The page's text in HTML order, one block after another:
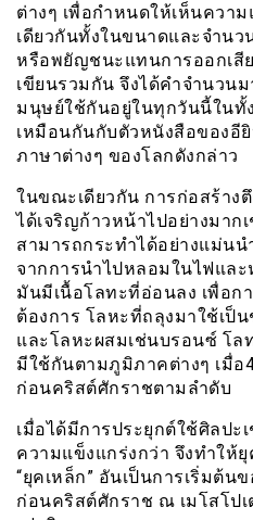
ต่างๆ เพื่อกำหนดให้เห็นควา
เดียวกันทั้งในขนาดและจำน
หรือพยัญชนะแทนการออกเสี
เขียนรวมกัน จึงได้คำจำนวน
มนุษย์ใช้กันอยู่ในทุกวันนี้ในทั้
เหมือนกันกับตัวหนังสือของอี
ภาษาต่างๆ ของโลกดังกล่าว
ในขณะเดียวกัน การก่อสร้าง
ได้เจริญก้าวหน้าไปอย่างมาก
สามารถกระทำได้อย่างแม่นน
จากการนำไปหลอมในไฟแล
มันมีเนื้อโลทะที่อ่อนลง เพื่อก
ต้องการ โลหะที่ถลุงมาใช้เป็
และโลหะผสมเช่นบรอนซ์ โล
มีใช้กันตามภูมิภาคต่างๆ เมื่อ
ก่อนคริสต์ศักราชตามลำดับ
เมื่อได้มีการประยุกต์ใช้ศิลปะ
ความแข็งแกร่งกว่า จึงทำให้
“ยุคเหล็ก” อันเป็นการเริ่มต้น
ก่อนคริสต์ศักราช ณ เมโสโป